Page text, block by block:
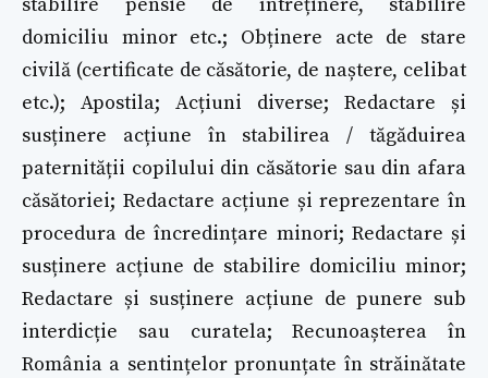
domiciliu minor etc.; Obținere acte de stare
civilă (certificate de căsătorie, de naștere, celibat
etc.); Apostila; Acțiuni diverse; Redactare și
susținere acțiune în stabilirea / tăgăduirea
paternității copilului din căsătorie sau din afara
căsătoriei; Redactare acțiune și reprezentare în
procedura de încredințare minori; Redactare și
susținere acțiune de stabilire domiciliu minor;
Redactare și susținere acțiune de punere sub
interdicție sau curatela; Recunoașterea în
România a sentințelor pronunțate în străinătate